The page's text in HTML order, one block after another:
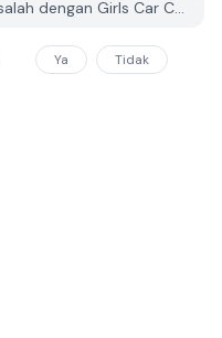
Bagaimana cara melaporkan masalah dengan Girls Car Craft di PGYER APK HUB?
Ya Tidak